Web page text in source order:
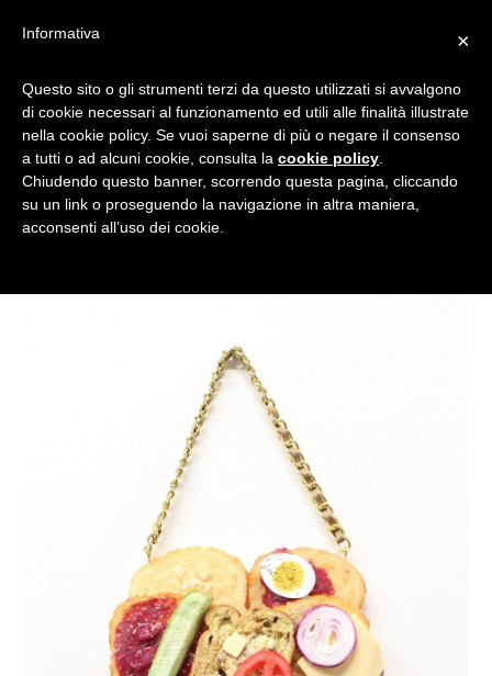
NUOVO TREND NELLA
MODA: LE BORSE DI CIBO
×
Informativa
Questo sito o gli strumenti terzi da questo utilizzati si avvalgono
di cookie necessari al funzionamento ed utili alle finalità illustrate
nella cookie policy. Se vuoi saperne di più o negare il consenso
a tutti o ad alcuni cookie, consulta la cookie policy
Chiudendo questo banner, scorrendo questa pagina, cliccando
su un link o proseguendo la navigazione in altra maniera,
acconsenti all’uso dei cookie.